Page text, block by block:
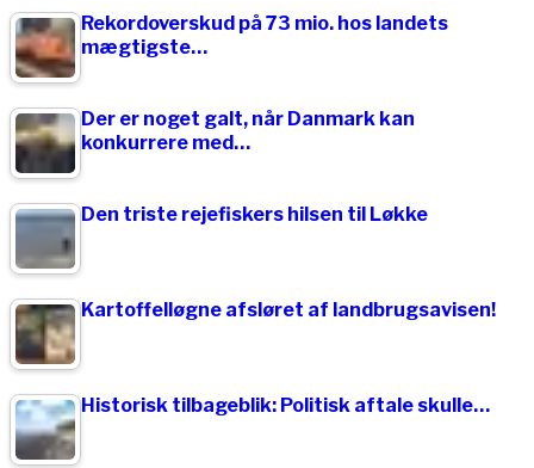
Rekordoverskud på 73 mio. hos landets
mægtigste…
Der er noget galt, når Danmark kan
konkurrere med…
Den triste rejefiskers hilsen til Løkke
Kartoffelløgne afsløret af landbrugsavisen!
Historisk tilbageblik: Politisk aftale skulle…